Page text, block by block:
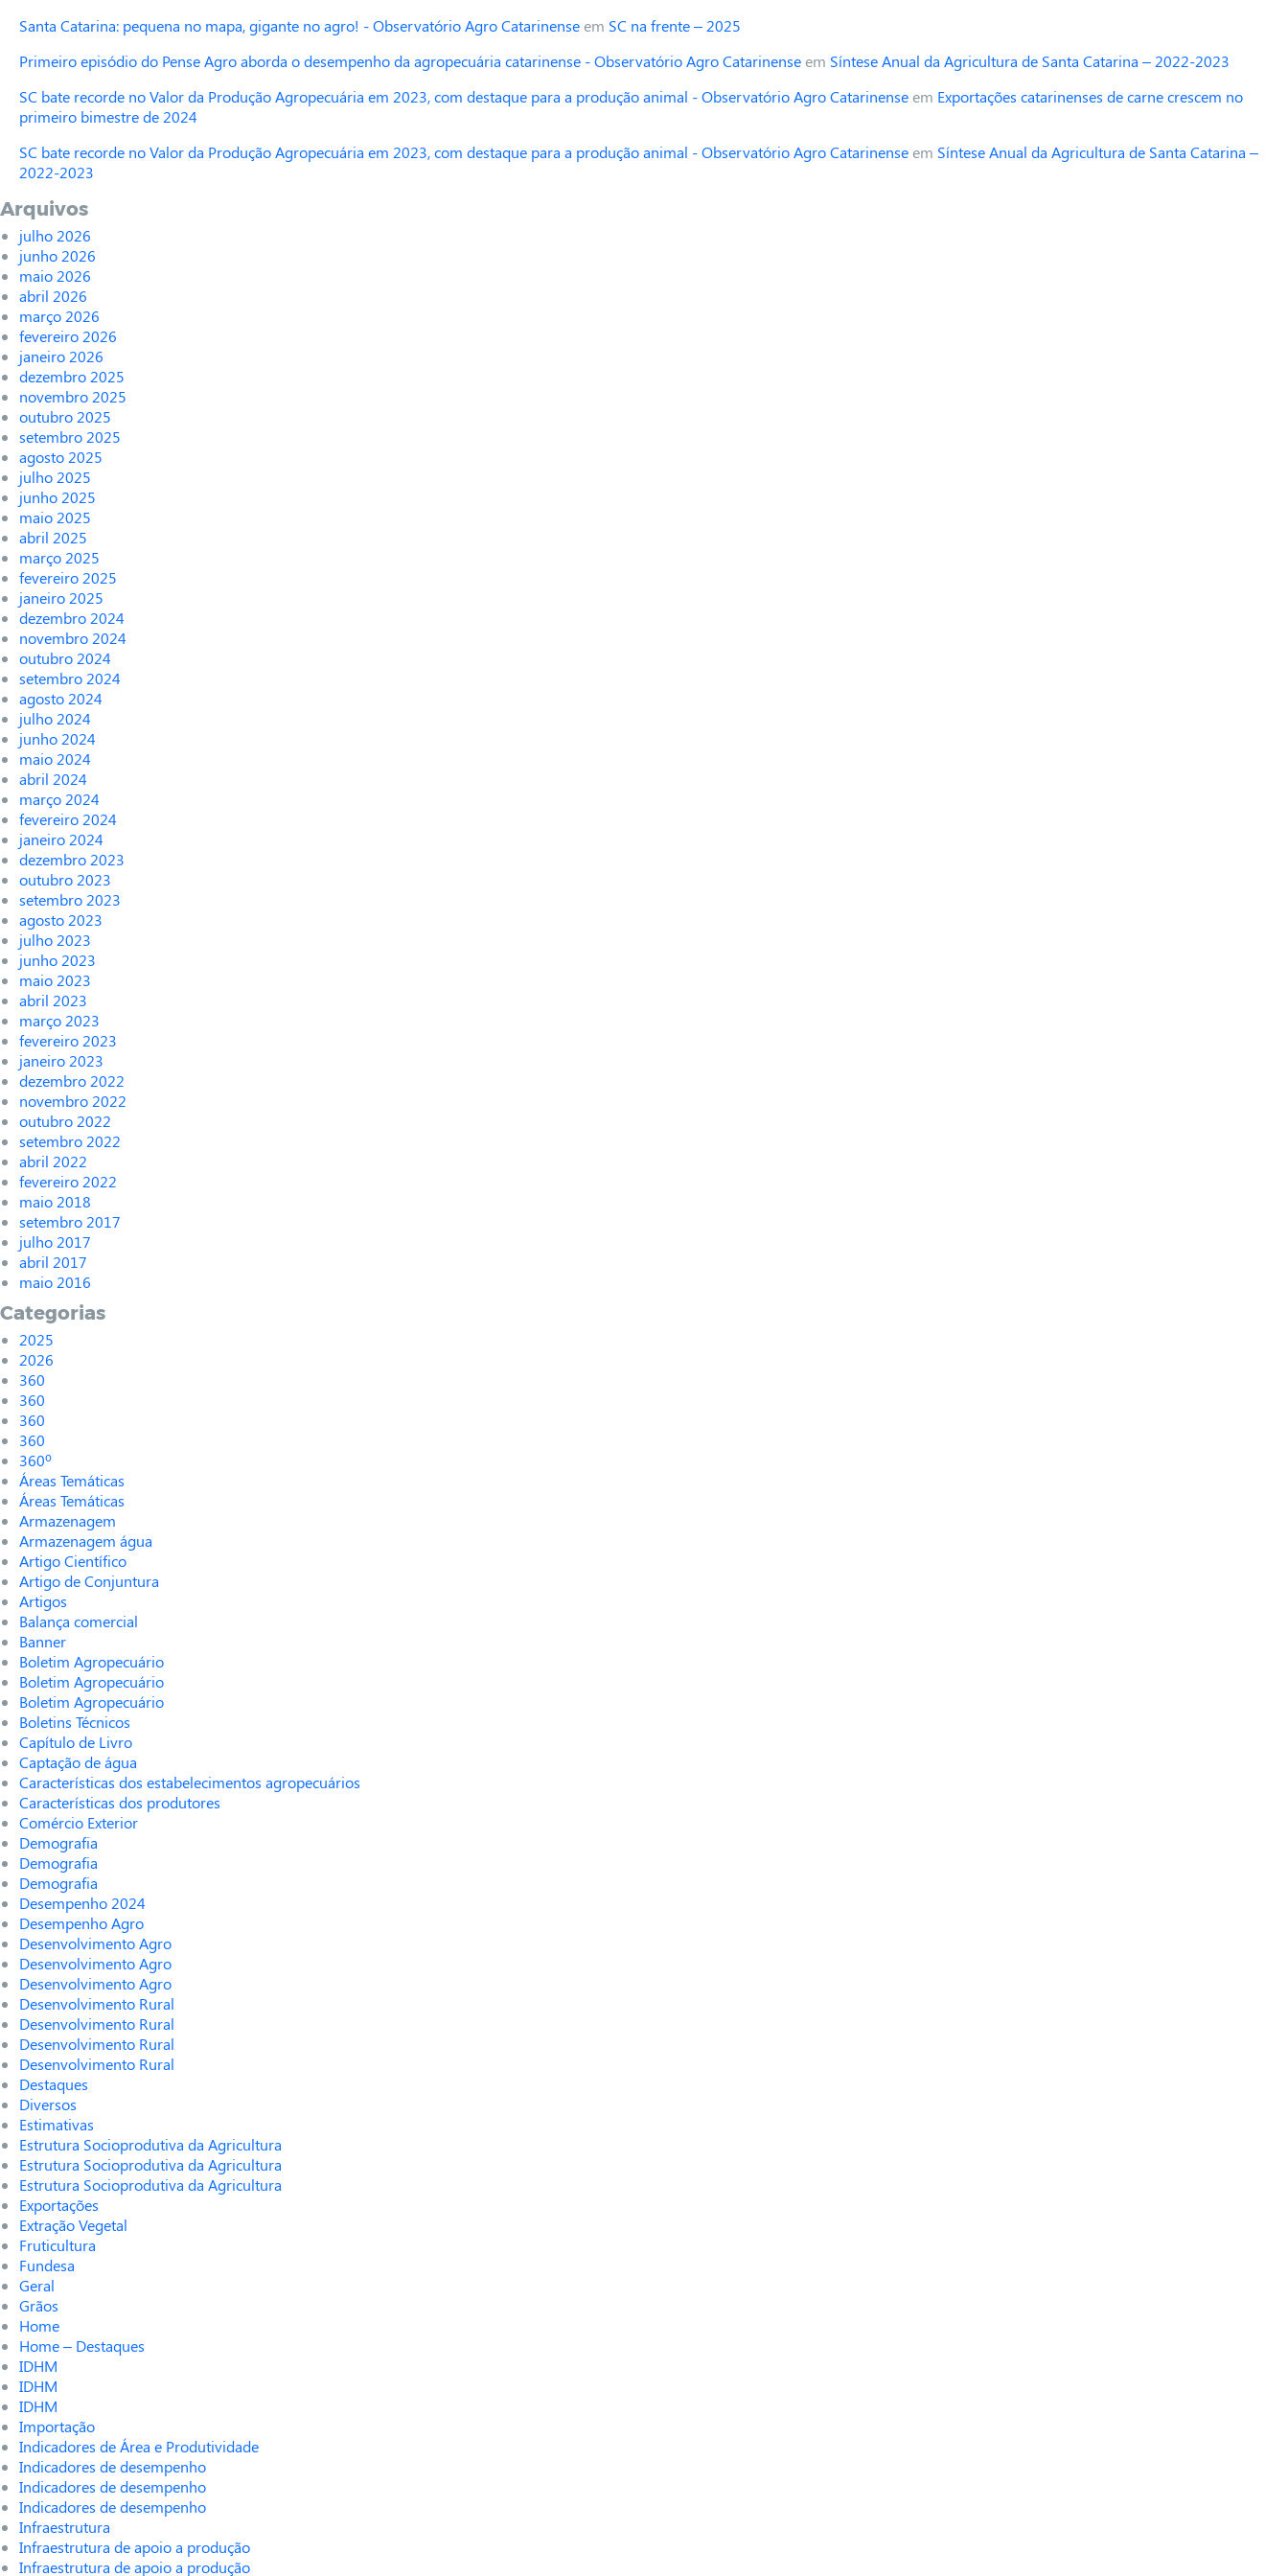
Santa Catarina: pequena no mapa, gigante no agro! - Observatório Agro Catarinenseem SC na frente – 2025
Primeiro episódio do Pense Agro aborda o desempenho da agropecuária catarinense - Observatório Agro Catarinenseem Síntese Anual da Agricultura de Santa Catarina – 2022-2023
SC bate recorde no Valor da Produção Agropecuária em 2023, com destaque para a produção animal - Observatório Agro Catarinenseem Exportações catarinenses de carne crescem no
primeiro bimestre de 2024
SC bate recorde no Valor da Produção Agropecuária em 2023, com destaque para a produção animal - Observatório Agro Catarinenseem Síntese Anual da Agricultura de Santa Catarina –
2022-2023
Arquivos
julho 2026
junho 2026
maio 2026
abril 2026
março 2026
fevereiro 2026
janeiro 2026
dezembro 2025
novembro 2025
outubro 2025
setembro 2025
agosto 2025
julho 2025
junho 2025
maio 2025
abril 2025
março 2025
fevereiro 2025
janeiro 2025
dezembro 2024
novembro 2024
outubro 2024
setembro 2024
agosto 2024
julho 2024
junho 2024
maio 2024
abril 2024
março 2024
fevereiro 2024
janeiro 2024
dezembro 2023
outubro 2023
setembro 2023
agosto 2023
julho 2023
junho 2023
maio 2023
abril 2023
março 2023
fevereiro 2023
janeiro 2023
dezembro 2022
novembro 2022
outubro 2022
setembro 2022
abril 2022
fevereiro 2022
maio 2018
setembro 2017
julho 2017
abril 2017
maio 2016
Categorias
2025
2026
360
360
360
360
360º
Áreas Temáticas
Áreas Temáticas
Armazenagem
Armazenagem água
Artigo Científico
Artigo de Conjuntura
Artigos
Balança comercial
Banner
Boletim Agropecuário
Boletim Agropecuário
Boletim Agropecuário
Boletins Técnicos
Capítulo de Livro
Captação de água
Características dos estabelecimentos agropecuários
Características dos produtores
Comércio Exterior
Demografia
Demografia
Demografia
Desempenho 2024
Desempenho Agro
Desenvolvimento Agro
Desenvolvimento Agro
Desenvolvimento Agro
Desenvolvimento Rural
Desenvolvimento Rural
Desenvolvimento Rural
Desenvolvimento Rural
Destaques
Diversos
Estimativas
Estrutura Socioprodutiva da Agricultura
Estrutura Socioprodutiva da Agricultura
Estrutura Socioprodutiva da Agricultura
Exportações
Extração Vegetal
Fruticultura
Fundesa
Geral
Grãos
Home
Home – Destaques
IDHM
IDHM
IDHM
Importação
Indicadores de Área e Produtividade
Indicadores de desempenho
Indicadores de desempenho
Indicadores de desempenho
Infraestrutura
Infraestrutura de apoio a produção
Infraestrutura de apoio a produção